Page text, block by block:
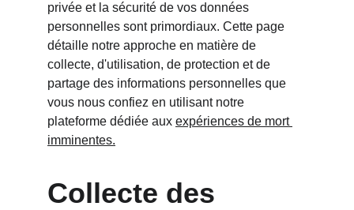
privée et la sécurité de vos données
personnelles sont primordiaux. Cette page
détaille notre approche en matière de
collecte, d'utilisation, de protection et de
partage des informations personnelles que
vous nous confiez en utilisant notre
plateforme dédiée aux expériences de mort
imminentes.
Collecte des